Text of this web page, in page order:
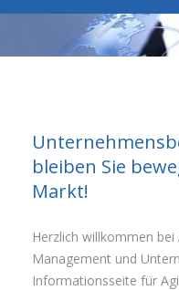
Info & News
Über uns
bleiben Sie
Markt!
Herzlich willkommen
Management und
Informationsseite für